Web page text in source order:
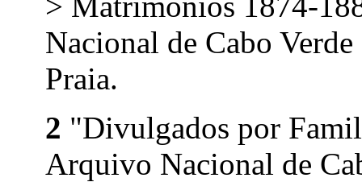
Nacional de Cabo
Praia.
2 "Divulgados por
Arquivo Nacional de